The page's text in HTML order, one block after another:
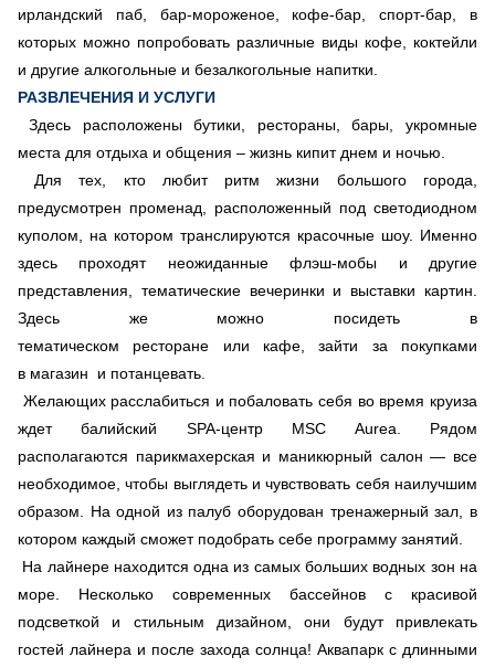
ирландский паб, бар-мороженое, кофе-бар, спорт-бар, в
которых можно попробовать различные виды кофе, коктейли
и другие алкогольные и безалкогольные напитки.
РАЗВЛЕЧЕНИЯ И УСЛУГИ
Здесь расположены бутики, рестораны, бары, укромные
места для отдыха и общения – жизнь кипит днем и ночью.
Для тех, кто любит ритм жизни большого города,
предусмотрен променад, расположенный под светодиодном
куполом, на котором транслируются красочные шоу. Именно
здесь проходят неожиданные флэш-мобы и другие
представления, тематические вечеринки и выставки картин.
Здесь же можно посидеть в
тематическом ресторане или кафе, зайти за покупками
в магазин и потанцевать.
Желающих расслабиться и побаловать себя во время круиза
ждет балийский SPA-центр MSC Aurea. Рядом
располагаются парикмахерская и маникюрный салон — все
необходимое, чтобы выглядеть и чувствовать себя наилучшим
образом. На одной из палуб оборудован тренажерный зал, в
котором каждый сможет подобрать себе программу занятий.
На лайнере находится одна из самых больших водных зон на
море. Несколько современных бассейнов с красивой
подсветкой и стильным дизайном, они будут привлекать
гостей лайнера и после захода солнца! Аквапарк с длинными